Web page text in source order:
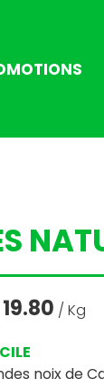
19.80 / Kg
noix de